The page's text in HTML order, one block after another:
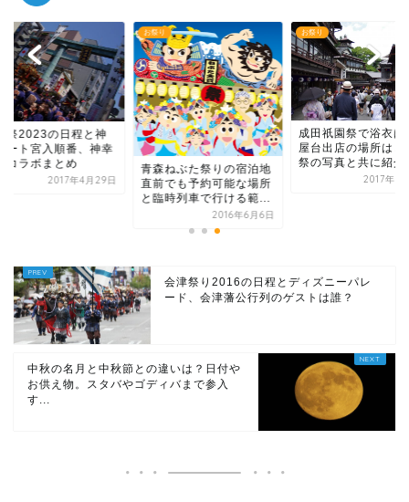
祭2023の日程と神
ート宮入順番、神幸
コラボまとめ
2017年4月29日
お祭り
青森ねぶた祭りの宿泊地
直前でも予約可能な場所
と臨時列車で行ける範...
2016年6月6日
お祭り
成田祇園祭で浴衣は
屋台出店の場所はど
祭の写真と共に紹介
2017年6
会津祭り2016の日程とディズニーパレ
ード、会津藩公行列のゲストは誰？
中秋の名月と中秋節との違いは？日付や
お供え物。スタバやゴディバまで参入
す...